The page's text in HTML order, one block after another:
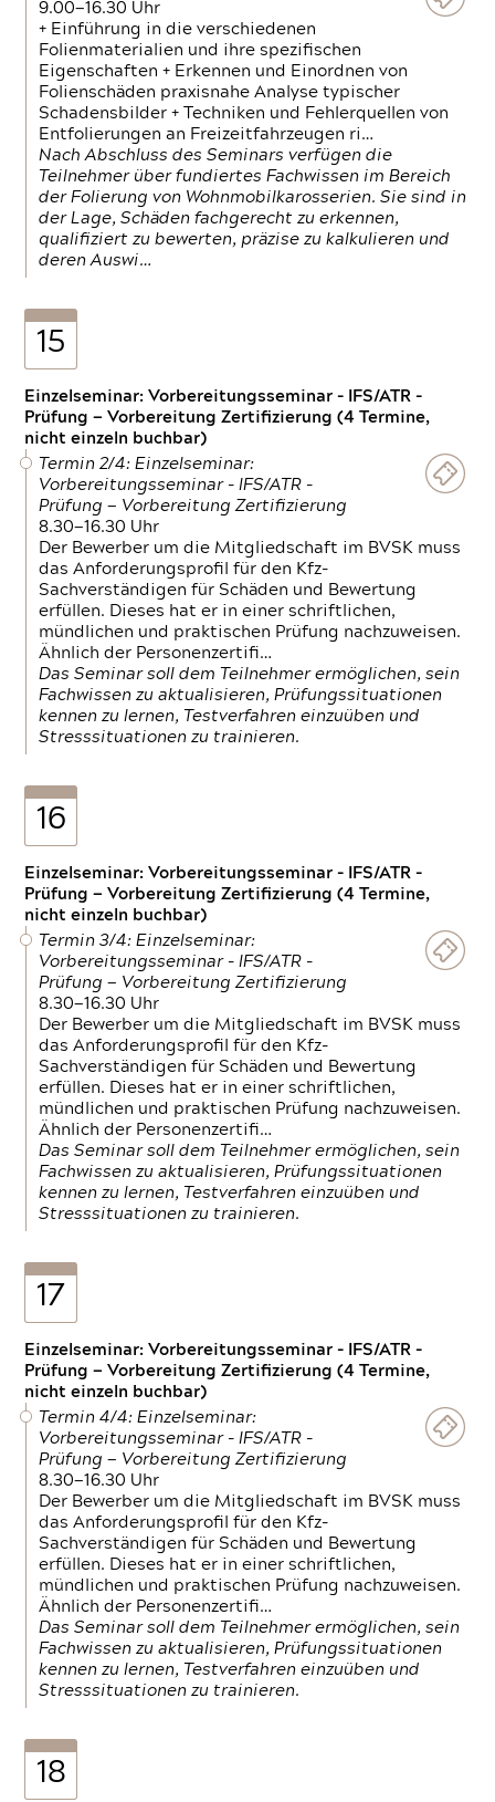
9.00—16.30 Uhr
+ Einführung in die verschiedenen
Folienmaterialien und ihre spezifischen
Eigenschaften + Erkennen und Einordnen von
Folienschäden praxisnahe Analyse typischer
Schadensbilder + Techniken und Fehlerquellen von
Entfolierungen an Freizeitfahrzeugen ri…
Nach Abschluss des Seminars verfügen die
Teilnehmer über fundiertes Fachwissen im Bereich
der Folierung von Wohnmobilkarosserien. Sie sind in
der Lage, Schäden fachgerecht zu erkennen,
qualifiziert zu bewerten, präzise zu kalkulieren und
deren Auswi…
15
Einzelseminar: Vorbereitungsseminar - IFS/ATR -
Prüfung — Vorbereitung Zertifizierung (4 Termine,
nicht einzeln buchbar)
Termin 2/4: Einzelseminar:
Vorbereitungsseminar - IFS/ATR -
Prüfung — Vorbereitung Zertifizierung
8.30—16.30 Uhr
Der Bewerber um die Mitgliedschaft im BVSK muss
das Anforderungsprofil für den Kfz-
Sachverständigen für Schäden und Bewertung
erfüllen. Dieses hat er in einer schriftlichen,
mündlichen und praktischen Prüfung nachzuweisen.
Ähnlich der Personenzertifi…
Das Seminar soll dem Teilnehmer ermöglichen, sein
Fachwissen zu aktualisieren, Prüfungssituationen
kennen zu lernen, Testverfahren einzuüben und
Stresssituationen zu trainieren.
16
Einzelseminar: Vorbereitungsseminar - IFS/ATR -
Prüfung — Vorbereitung Zertifizierung (4 Termine,
nicht einzeln buchbar)
Termin 3/4: Einzelseminar:
Vorbereitungsseminar - IFS/ATR -
Prüfung — Vorbereitung Zertifizierung
8.30—16.30 Uhr
Der Bewerber um die Mitgliedschaft im BVSK muss
das Anforderungsprofil für den Kfz-
Sachverständigen für Schäden und Bewertung
erfüllen. Dieses hat er in einer schriftlichen,
mündlichen und praktischen Prüfung nachzuweisen.
Ähnlich der Personenzertifi…
Das Seminar soll dem Teilnehmer ermöglichen, sein
Fachwissen zu aktualisieren, Prüfungssituationen
kennen zu lernen, Testverfahren einzuüben und
Stresssituationen zu trainieren.
17
Einzelseminar: Vorbereitungsseminar - IFS/ATR -
Prüfung — Vorbereitung Zertifizierung (4 Termine,
nicht einzeln buchbar)
Termin 4/4: Einzelseminar:
Vorbereitungsseminar - IFS/ATR -
Prüfung — Vorbereitung Zertifizierung
8.30—16.30 Uhr
Der Bewerber um die Mitgliedschaft im BVSK muss
das Anforderungsprofil für den Kfz-
Sachverständigen für Schäden und Bewertung
erfüllen. Dieses hat er in einer schriftlichen,
mündlichen und praktischen Prüfung nachzuweisen.
Ähnlich der Personenzertifi…
Das Seminar soll dem Teilnehmer ermöglichen, sein
Fachwissen zu aktualisieren, Prüfungssituationen
kennen zu lernen, Testverfahren einzuüben und
Stresssituationen zu trainieren.
18